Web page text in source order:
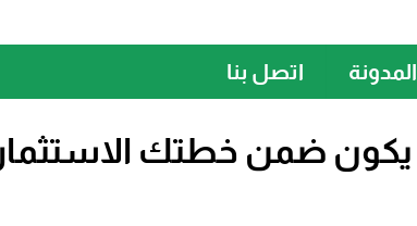
المدونة اتصل بنا
ضمن خطتك